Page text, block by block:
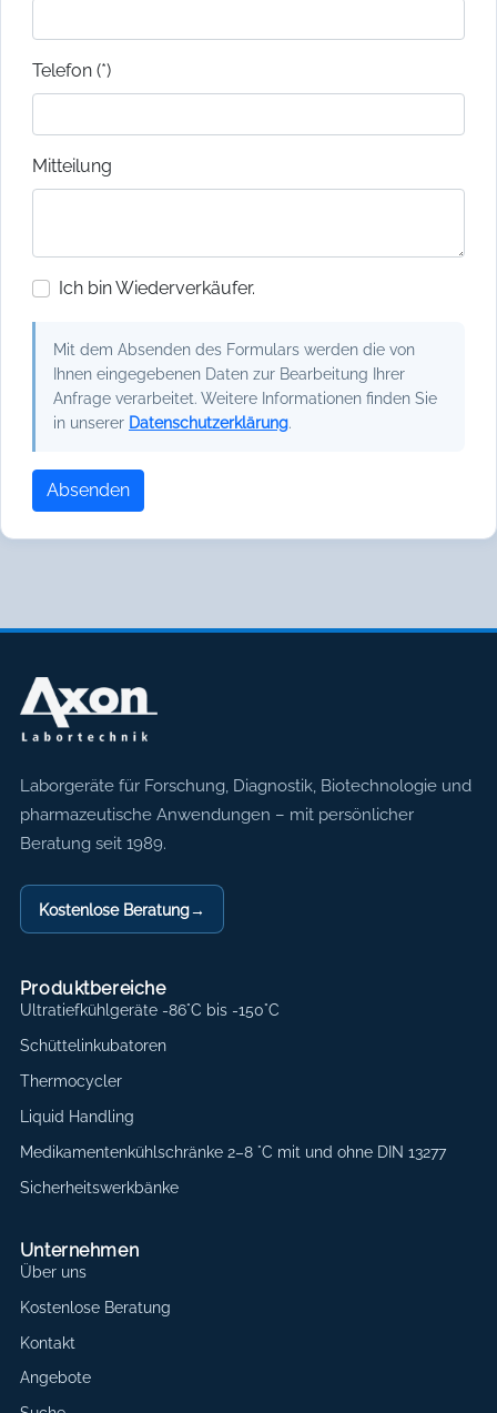
Telefon (*)
Mitteilung
Ich bin Wiederverkäufer.
Mit dem Absenden des Formulars werden die von
Ihnen eingegebenen Daten zur Bearbeitung Ihrer
Anfrage verarbeitet. Weitere Informationen finden Sie
in unserer Datenschutzerklärung.
Absenden
Axon Labortechnik
Laborgeräte für Forschung, Diagnostik, Biotechnologie und
pharmazeutische Anwendungen – mit persönlicher
Beratung seit 1989.
Kostenlose Beratung→
Produktbereiche
Ultratiefkühlgeräte -86°C bis -150°C
Schüttelinkubatoren
Thermocycler
Liquid Handling
Medikamentenkühlschränke 2–8 °C mit und ohne DIN 13277
Sicherheitswerkbänke
Unternehmen
Über uns
Kostenlose Beratung
Kontakt
Angebote